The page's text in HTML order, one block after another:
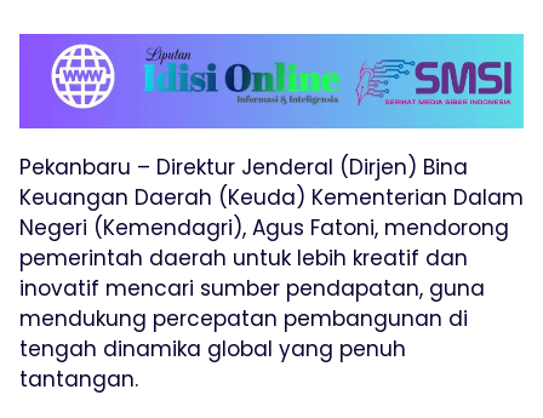
Pekanbaru – Direktur Jenderal (Dirjen) Bina
Keuangan Daerah (Keuda) Kementerian Dalam
Negeri (Kemendagri), Agus Fatoni, mendorong
pemerintah daerah untuk lebih kreatif dan
inovatif mencari sumber pendapatan, guna
mendukung percepatan pembangunan di
tengah dinamika global yang penuh
tantangan.